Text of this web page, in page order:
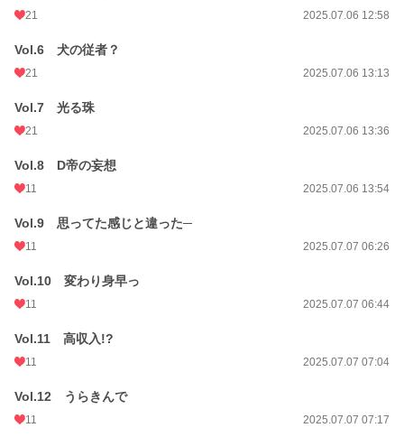
21 2025.07.06 12:58
Vol.6 犬の従者？
21 2025.07.06 13:13
Vol.7 光る珠
21 2025.07.06 13:36
Vol.8 D帝の妄想
11 2025.07.06 13:54
Vol.9 思ってた感じと違った─
11 2025.07.07 06:26
Vol.10 変わり身早っ
11 2025.07.07 06:44
Vol.11 高収入!?
11 2025.07.07 07:04
Vol.12 うらきんで
11 2025.07.07 07:17